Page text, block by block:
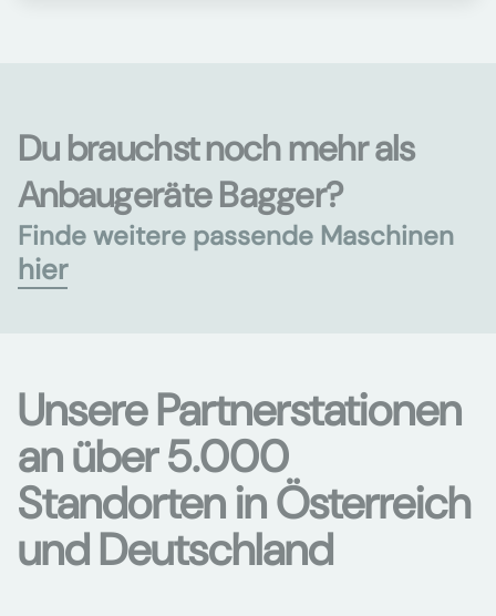
Du brauchst noch mehr als
Anbaugeräte Bagger?
Finde weitere passende Maschinen
hier
Unsere Partnerstationen
an über 5.000
Standorten in Österreich
und Deutschland